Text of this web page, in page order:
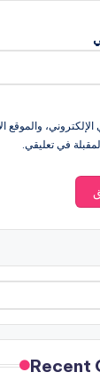
والموقع
في تعليقي.
Recent